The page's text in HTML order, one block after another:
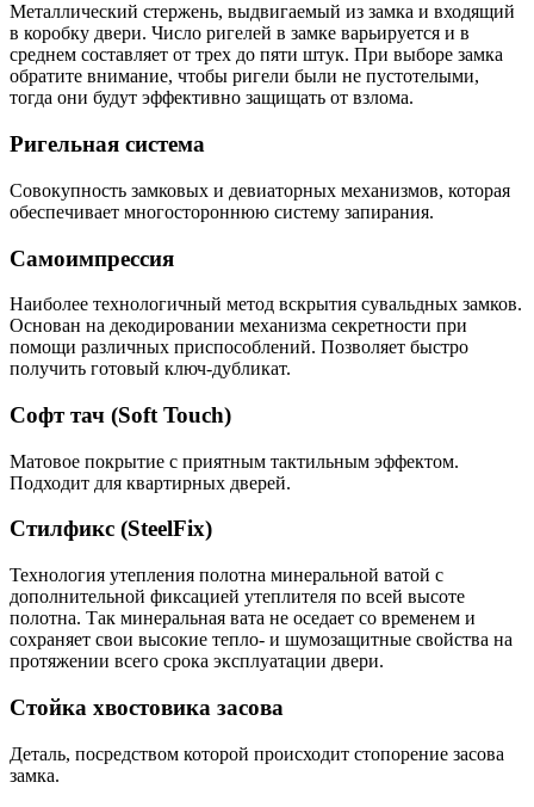
Металлический стержень, выдвигаемый из замка и входящий
в коробку двери. Число ригелей в замке варьируется и в
среднем составляет от трех до пяти штук. При выборе замка
обратите внимание, чтобы ригели были не пустотелыми,
тогда они будут эффективно защищать от взлома.
Ригельная система
Совокупность замковых и девиаторных механизмов, которая
обеспечивает многостороннюю систему запирания.
Самоимпрессия
Наиболее технологичный метод вскрытия сувальдных замков.
Основан на декодировании механизма секретности при
помощи различных приспособлений. Позволяет быстро
получить готовый ключ-дубликат.
Софт тач (Soft Touch)
Матовое покрытие с приятным тактильным эффектом.
Подходит для квартирных дверей.
Стилфикс (SteelFix)
Технология утепления полотна минеральной ватой с
дополнительной фиксацией утеплителя по всей высоте
полотна. Так минеральная вата не оседает со временем и
сохраняет свои высокие тепло- и шумозащитные свойства на
протяжении всего срока эксплуатации двери.
Стойка хвостовика засова
Деталь, посредством которой происходит стопорение засова
замка.